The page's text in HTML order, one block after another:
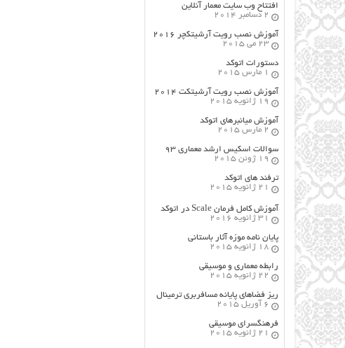
افتتاح وب سایت معمار آنلاین
2 دسامبر 2014
آموزش نصب رویت آرشیتکچر ۲۰۱۶
23 می 2015
دستورات اتوکد
1 مارس 2015
آموزش نصب رویت آرشیتکت ۲۰۱۴
19 ژانویه 2015
آموزش میانبرهای اتوکد
2 مارس 2015
سوالات اسکیس ارشد معماری ۹۳
19 ژوئن 2015
ترفند های اتوکد
21 ژانویه 2015
آموزش کامل فرمان Scale در اتوکد
31 ژانویه 2016
پایان نامه موزه آثار باستانی
18 ژانویه 2015
رابطه معماری و موسیقی
22 ژانویه 2015
ریز فضاهای پایانه مسافربری ترمینال
6 آوریل 2015
فرهنگسراي موسيقي
21 ژانویه 2015